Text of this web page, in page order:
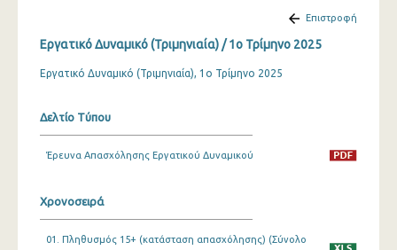
3o Τρίμηνο 2019
1o Τρίμηνο 2019
2o Τρίμηνο 2018
1o Τρίμηνο 2018
Επιστροφή
Εργατικό Δυναμικό (Τριμηνιαία) / 1o Τρίμηνο 2025
Εργατικό Δυναμικό (Τριμηνιαία), 1ο Τρίμηνο 2025
Δελτίο Τύπου
Έρευνα Απασχόλησης Εργατικού Δυναμικού
Χρονοσειρά
01. Πληθυσμός 15+ (κατάσταση απασχόλησης) (Σύνολο